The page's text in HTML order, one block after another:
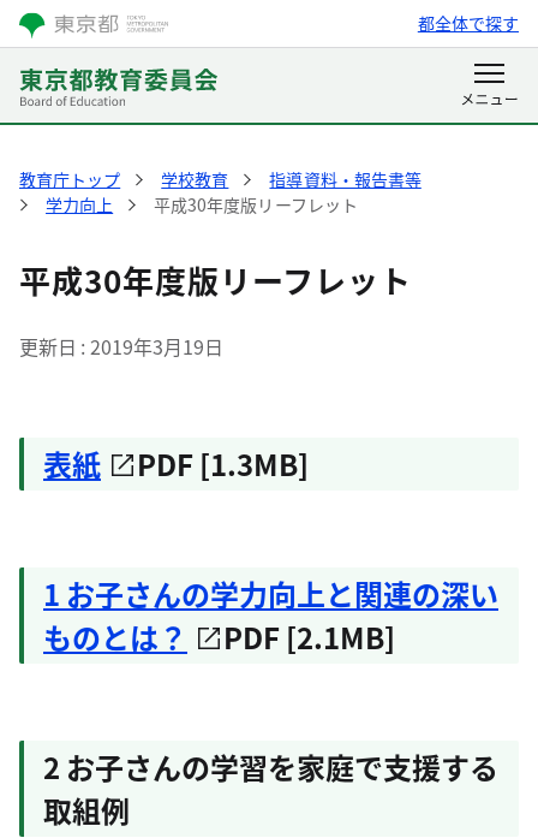
都全体で探す
教育庁トップ 学校教育
指導資料・報告書等
学力向上
平成30年度版リーフレット
平成30年度版リーフレット
更新日 2019年3月19日
表紙 PDF [1.3MB]
1 お子さんの学力向上と関連の深い
ものとは？
PDF [2.1MB]
2 お子さんの学習を家庭で支援する
取組例